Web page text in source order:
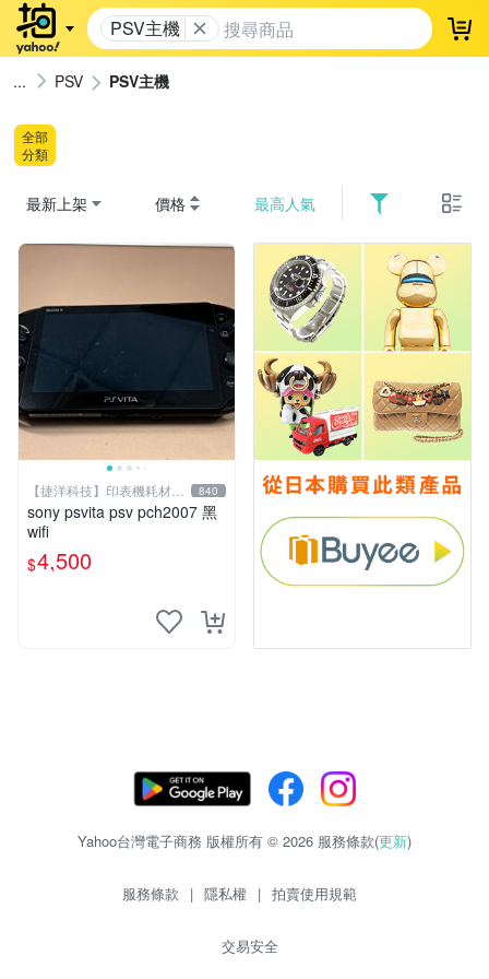
PSV主機 登
PSV PSV主機
全部
分類
最新上架 價格 最高人氣
【捷洋科技】印表機耗材專
賣
840
sony psvita psv pch2007 黑
wifi
$4,500
Yahoo台灣電子商務 版權所有 © 2026 服務條款(更新)
服務條款 | 隱私權 | 拍賣使用規範
交易安全